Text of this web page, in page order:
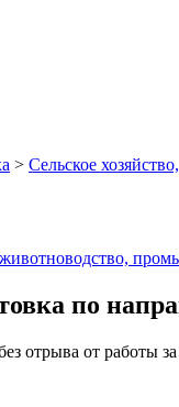
> Сельское
животноводство,
по
отрыва от работы